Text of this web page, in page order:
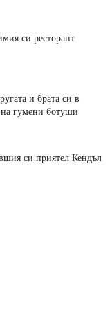
си ресторант
и брата си в
на гумени ботуши
си приятел Кендъл